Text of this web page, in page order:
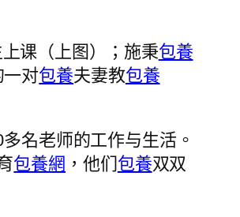
课（上图）；施秉包養
一对包養夫妻教包養
名老师的工作与生活。
包養網 ，他们 包養双双